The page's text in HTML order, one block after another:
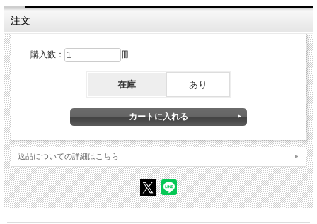
序 文
チャールズ・テイラー
まえがき
序 論
I 最善の堕落は最悪
7 福音とまなざし
9 均 衡
10 学 校
11 友 情
12 いかに死ぬかを知る
サヴォナローラ最期の日々
13 システムの時代
注文
購入数： 冊
在庫 あり
返品についての詳細はこちら